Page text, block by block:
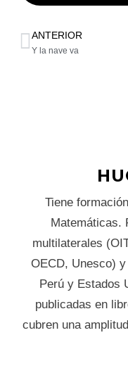
ANTERIOR
Y la nave va
Tiene
Matemáticas.
multilaterales
OECD, Unesco)
Perú y Estados
publicadas en
cubren una